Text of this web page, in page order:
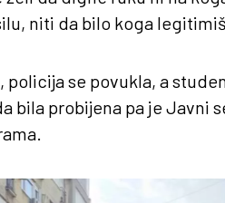
niti da bilo koga
se povukla, a
bila probijena pa je Javni